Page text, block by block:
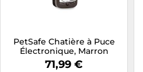
PetSafe Chatière à Puce
Électronique, Marron
71,99 €